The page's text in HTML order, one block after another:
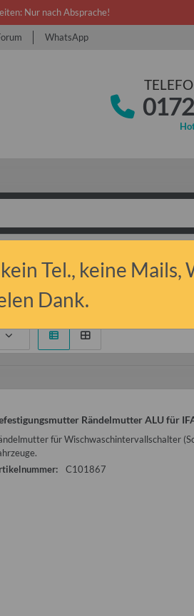
Nur nach Absprache!
WhatsApp
Rändelmutter ALU für
für Wischwaschintervallschalter
C101867
Tel., keine Mails,
Dank.